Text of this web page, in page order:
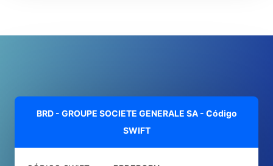
BRD - GROUPE SOCIETE GENERALE SA - Código
SWIFT